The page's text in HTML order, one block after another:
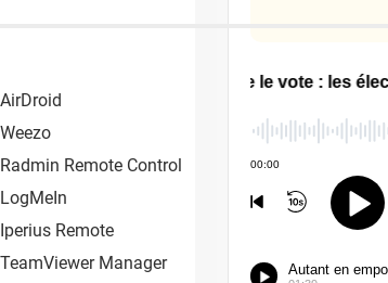
AirDroid
Weezo
Radmin Remote Control
LogMeIn
Iperius Remote
TeamViewer Manager